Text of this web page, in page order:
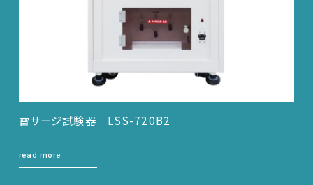
雷サージ試験器 LSS-720B2
read more